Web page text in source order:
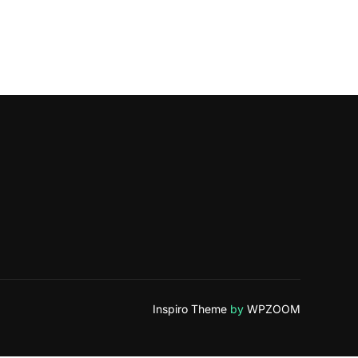
Inspiro Theme by WPZOOM